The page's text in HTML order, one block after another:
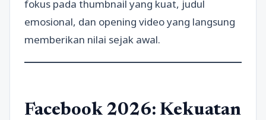
fokus pada thumbnail yang kuat, judul
emosional, dan opening video yang langsung
memberikan nilai sejak awal.
Facebook 2026: Kekuatan